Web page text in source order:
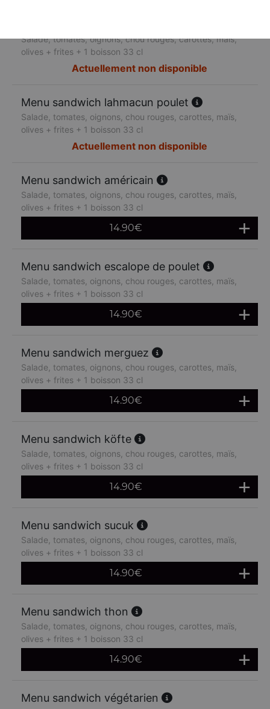
Salade, tomates, oignons, chou rouges, carottes, maïs,
olives + frites + 1 boisson 33 cl
Actuellement non disponible
Menu sandwich lahmacun poulet
Salade, tomates, oignons, chou rouges, carottes, maïs,
olives + frites + 1 boisson 33 cl
Actuellement non disponible
Menu sandwich américain
Salade, tomates, oignons, chou rouges, carottes, maïs,
olives + frites + 1 boisson 33 cl
14.90€
Menu sandwich escalope de poulet
Salade, tomates, oignons, chou rouges, carottes, maïs,
olives + frites + 1 boisson 33 cl
14.90€
Menu sandwich merguez
Salade, tomates, oignons, chou rouges, carottes, maïs,
olives + frites + 1 boisson 33 cl
14.90€
Menu sandwich köfte
Salade, tomates, oignons, chou rouges, carottes, maïs,
olives + frites + 1 boisson 33 cl
14.90€
Menu sandwich sucuk
Salade, tomates, oignons, chou rouges, carottes, maïs,
olives + frites + 1 boisson 33 cl
14.90€
Menu sandwich thon
Salade, tomates, oignons, chou rouges, carottes, maïs,
olives + frites + 1 boisson 33 cl
14.90€
Menu sandwich végétarien